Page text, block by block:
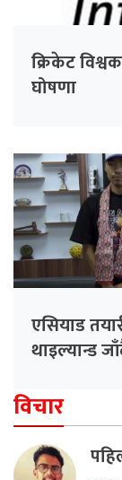
क्रिकेट
घोषणा
एसियाड
थाइल्यान्ड
विचार